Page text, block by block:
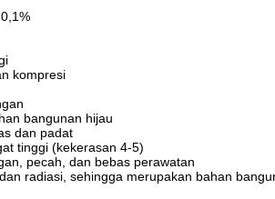
kompresi
bangunan hijau
dan padat
tinggi (kekerasan 4-5)
pecah, dan bebas perawatan
radiasi, sehingga merupakan bahan